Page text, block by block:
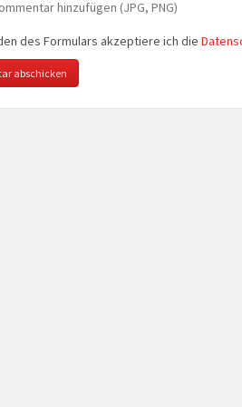
hinzufügen (JPG, PNG)
des Formulars akzeptiere ich die